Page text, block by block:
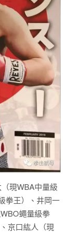
現WBA中量級
拳王）、井岡一
蠅量級拳
京口紘人（現